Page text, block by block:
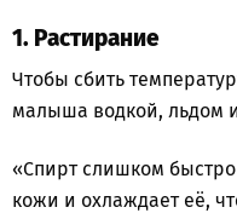
1. Растирание
Чтобы сбить
малыша водкой, льдом
«Спирт слишком быстро
кожи и охлаждает её,